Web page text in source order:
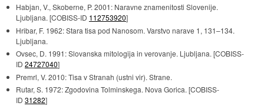
Habjan, V., Skoberne, P. 2001: Naravne znamenitosti Slovenije.
Ljubljana. [COBISS-ID 112753920]
Hribar, F. 1962: Stara tisa pod Nanosom. Varstvo narave 1, 131–134.
Ljubljana.
Ovsec, D. 1991: Slovanska mitologija in verovanje. Ljubljana. [COBISS-
ID 24727040]
Premrl, V. 2010: Tisa v Stranah (ustni vir). Strane.
Rutar, S. 1972: Zgodovina Tolminskega. Nova Gorica. [COBISS-
ID 31282]